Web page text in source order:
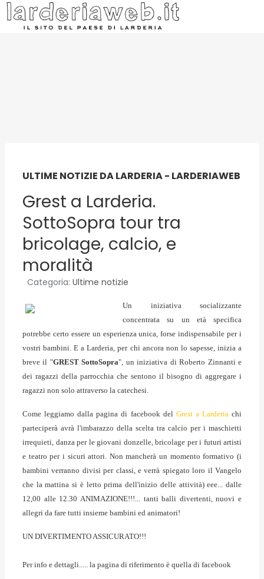
ULTIME NOTIZIE DA LARDERIA - LARDERIAWEB
Grest a Larderia.
SottoSopra tour tra
bricolage, calcio, e
moralità
Categoria: Ultime notizie
Un iniziativa socializzante
concentrata su un età specifica
potrebbe certo essere un esperienza unica, forse indispensabile per i
vostri bambini. E a Larderia, per chi ancora non lo sapesse, inizia a
breve il "GREST SottoSopra", un iniziativa di Roberto Zinnanti e
dei ragazzi della parrocchia che sentono il bisogno di aggregare i
ragazzi non solo attraverso la catechesi.
Come leggiamo dalla pagina di facebook del Grest a Larderiachi
parteciperà avrà l'imbarazzo della scelta tra calcio per i maschietti
irrequieti, danza per le giovani donzelle, bricolage per i futuri artisti
e teatro per i sicuri attori. Non mancherà un momento formativo (i
bambini verranno divisi per classi, e verrà spiegato loro il Vangelo
che la mattina si è letto prima dell'inizio delle attività) eee... dalle
12,00 alle 12.30 ANIMAZIONE!!!... tanti balli divertenti, nuovi e
allegri da fare tutti insieme bambini ed animatori!
UN DIVERTIMENTO ASSICURATO!!!
Per info e dettagli..... la pagina di riferimento è quella di facebook